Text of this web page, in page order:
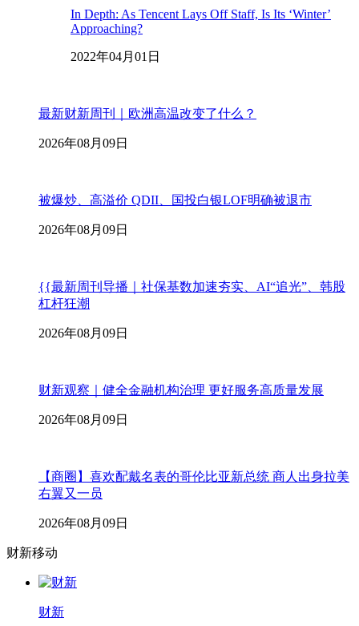
In Depth: As Tencent Lays Off Staff, Is Its ‘Winter’
Approaching?
2022年04月01日
最新财新周刊｜欧洲高温改变了什么？
2026年08月09日
被爆炒、高溢价 QDII、国投白银LOF明确被退市
2026年08月09日
{{最新周刊导播｜社保基数加速夯实、AI“追光”、韩股
杠杆狂潮
2026年08月09日
财新观察｜健全金融机构治理 更好服务高质量发展
2026年08月09日
【商圈】喜欢配戴名表的哥伦比亚新总统 商人出身拉美
右翼又一员
2026年08月09日
财新移动
财新